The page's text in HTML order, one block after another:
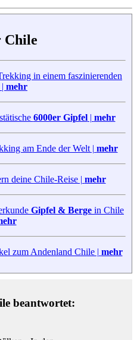
Chile
in einem faszinierenden
mehr
6000er Gipfel| mehr
am Ende der Welt | mehr
deine Chile-Reise | mehr
Gipfel & Berge in Chile
zum Andenland Chile | mehr
beantwortet: